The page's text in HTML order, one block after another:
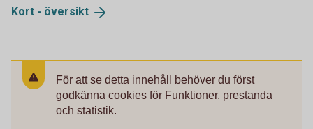
Kort - översikt
För att se detta innehåll behöver du först
godkänna cookies för Funktioner, prestanda
och statistik.